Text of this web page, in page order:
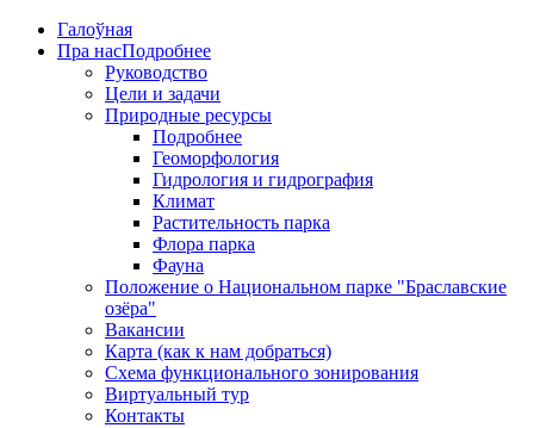
Галоўная
Пра насПодробнее
Руководство
Цели и задачи
Природные ресурсы
Подробнее
Геоморфология
Гидрология и гидрография
Климат
Растительность парка
Флора парка
Фауна
Положение о Национальном парке "Браславские
озёра"
Вакансии
Карта (как к нам добраться)
Схема функционального зонирования
Виртуальный тур
Контакты